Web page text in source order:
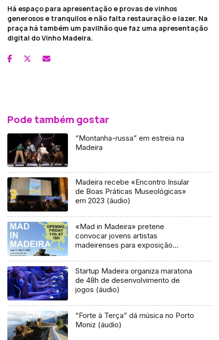
Há espaço para apresentação e provas de vinhos
generosos e tranquilos e não falta restauração e lazer. Na
praça há também um pavilhão que faz uma apresentação
digital do Vinho Madeira.
Pode também gostar
“Montanha-russa” em estreia na
Madeira
Madeira recebe «Encontro Insular
de Boas Práticas Museológicas»
em 2023 (áudio)
«Mad in Madeira» pretene
convocar jovens artistas
madeirenses para exposição
Startup Madeira organiza maratona
de 48h de desenvolvimento de
jogos (áudio)
“Forte à Terça” dá música no Porto
Moniz (áudio)